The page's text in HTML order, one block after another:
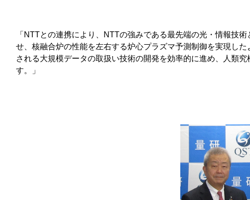
「NTTとの連携により、NTTの強みである最先端の光・情報技
せ、核融合炉の性能を左右する炉心プラズマ予測制御を実現し
される大規模データの取扱い技術の開発を効率的に進め、人類
す。」